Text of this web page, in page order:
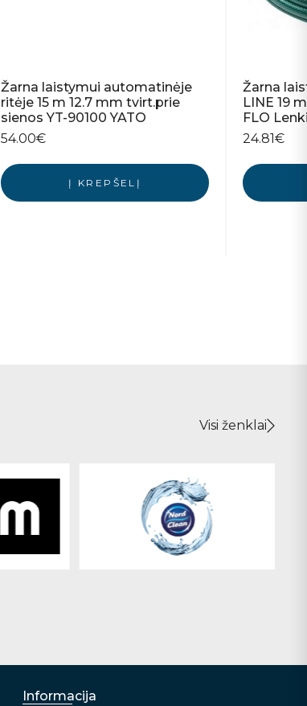
Žarna laistymui automatinėje
ritėje 15 m 12.7 mm tvirt.prie
sienos YT-90100 YATO
54.00€
Į KREPŠELĮ
Žarna
LINE 19
FLO
24.81€
Visi ženklai
Informacija